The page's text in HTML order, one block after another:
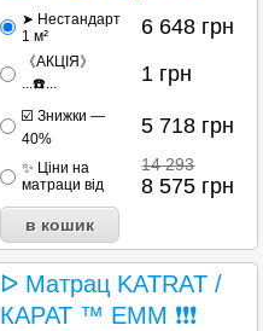
➤ Нестандарт
1 м²
6 648 грн
《АКЦІЯ》
...☎️...
1 грн
☑️ Знижки —
40%
5 718 грн
✨ Ціни на
матраци від
14 293
8 575 грн
ᐅ Матрац KATRAT /
КАРАТ ™ ЕММ ❗❗❗